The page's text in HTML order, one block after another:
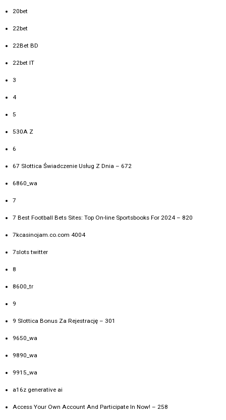
20bet
22bet
22Bet BD
22bet IT
3
4
5
530A Z
6
67 Slottica Świadczenie Usług Z Dnia – 672
6860_wa
7
7 Best Football Bets Sites: Top On-line Sportsbooks For 2024 – 820
7kcasinojam.co.com 4004
7slots twitter
8
8600_tr
9
9 Slottica Bonus Za Rejestrację – 301
9650_wa
9890_wa
9915_wa
a16z generative ai
Access Your Own Account And Participate In Now! – 258